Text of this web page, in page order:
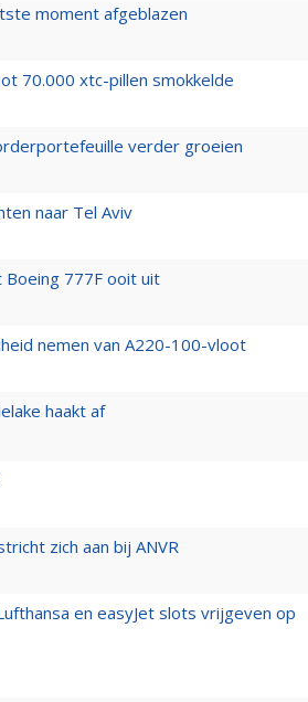
moment afgeblazen
70.000 xtc-pillen smokkelde
verder groeien
naar Tel Aviv
777F ooit uit
nemen van A220-100-vloot
haakt af
zich aan bij ANVR
en easyJet slots vrijgeven op